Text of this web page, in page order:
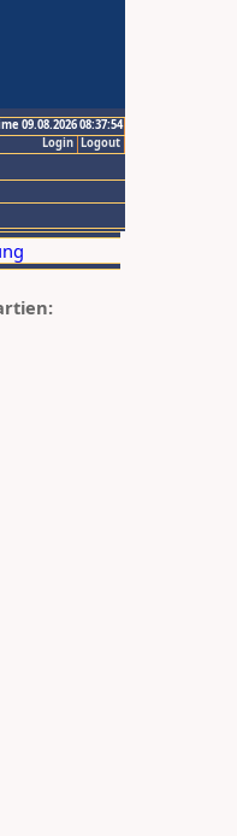
09.08.2026 08:37:54
Logout
Login